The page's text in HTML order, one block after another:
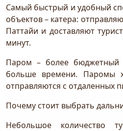
Самый быстрый и удобный
объектов – катера:
Паттайи и доставляют
минут.
Паром – более бюджетный
больше времени. Паромы
отправляются с отдаленных
Почему стоит выбрать
Небольшое количество